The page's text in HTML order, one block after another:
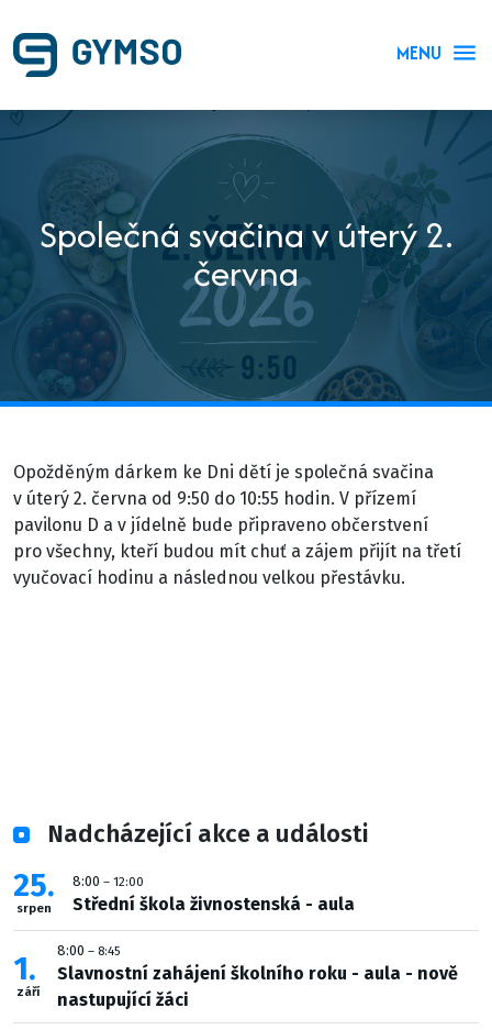
MENU
Společná svačina v úterý 2.
června
Opožděným dárkem ke Dni dětí je společná svačina
v úterý 2. června od 9:50 do 10:55 hodin. V přízemí
pavilonu D a v jídelně bude připraveno občerstvení
pro všechny, kteří budou mít chuť a zájem přijít na třetí
vyučovací hodinu a následnou velkou přestávku.
Nadcházející akce a události
25
srpen
8:00 – 12:00
Střední škola živnostenská - aula
1
září
8:00 – 8:45
Slavnostní zahájení školního roku - aula - nově
nastupující žáci